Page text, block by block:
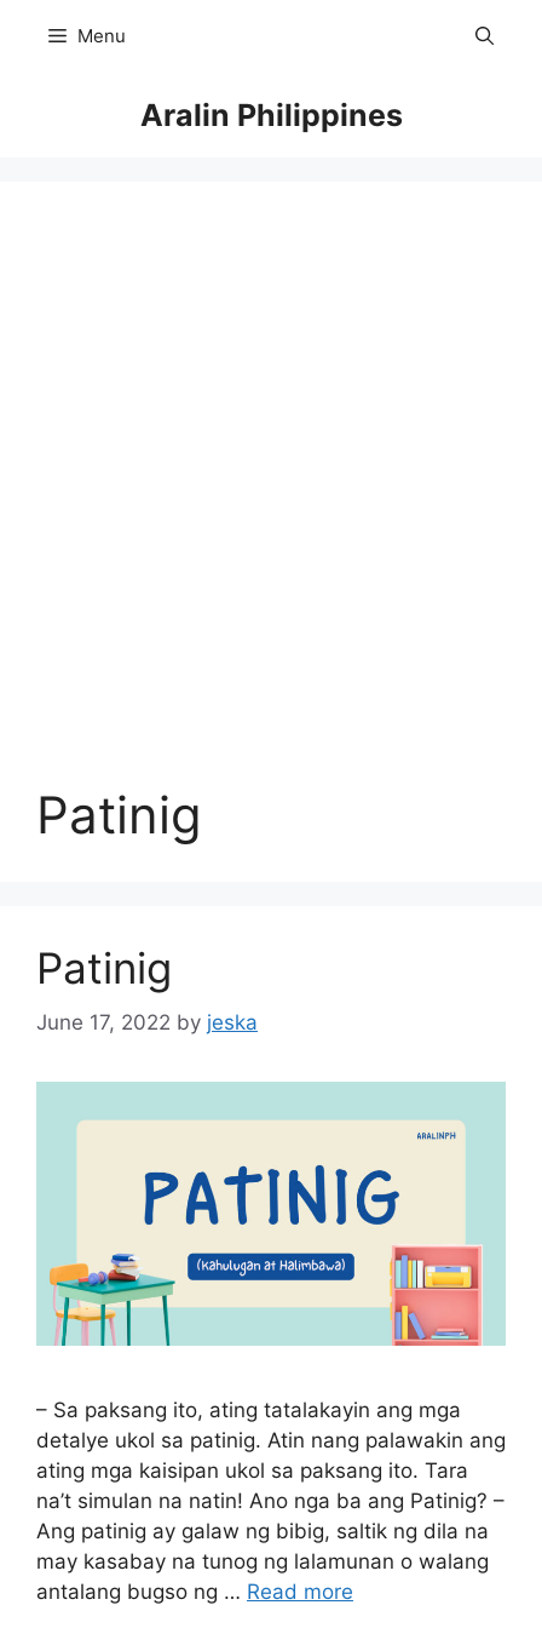
Menu
Aralin Philippines
Patinig
Patinig
June 17, 2022 by jeska
– Sa paksang ito, ating tatalakayin ang mga
detalye ukol sa patinig. Atin nang palawakin ang
ating mga kaisipan ukol sa paksang ito. Tara
na’t simulan na natin! Ano nga ba ang Patinig? –
Ang patinig ay galaw ng bibig, saltik ng dila na
may kasabay na tunog ng lalamunan o walang
antalang bugso ng … Read more